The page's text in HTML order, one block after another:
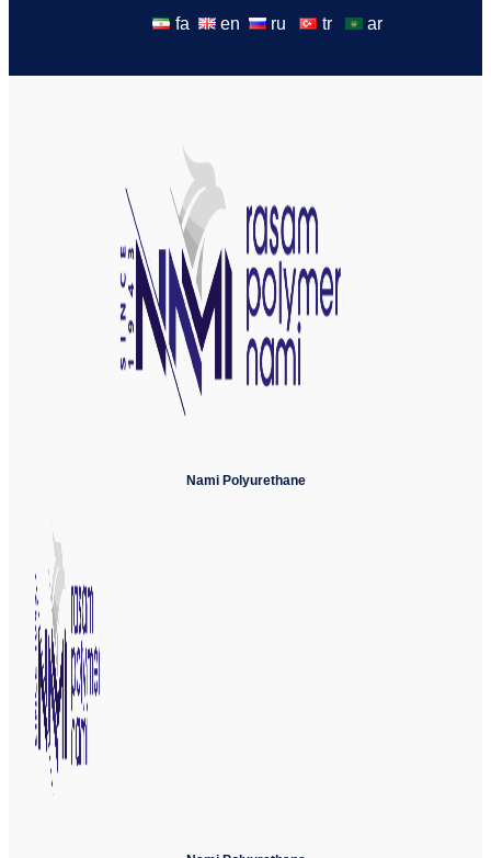
fa en ru tr ar
Nami Polyurethane